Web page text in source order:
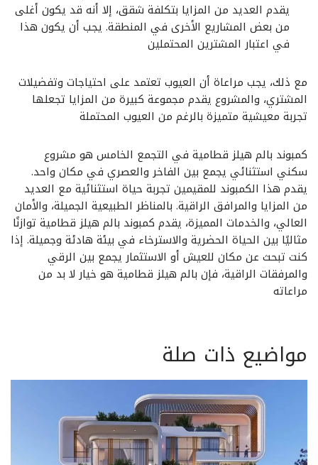
يقدم العديد من المزايا بتكلفة شقق، إلا أنه قد يكون أغلى
من بعض المشاريع الأخرى في المنطقة. يجب أن يكون هذا
في اعتبار المشترين المحتملين
مع ذلك، يجب مراعاة أن العيوب تعتمد على احتياجات وتفضيلات
المشتري، والمشروع يقدم مجموعة كبيرة من المزايا تجعلها
تجربة معيشية متميزة بالرغم من العيوب المحتملة
كمبوند بالم هيلز قطامية في التجمع الخامس هو مشروع
سكني استثنائي يجمع بين الفاخر والعصري في مكان واحد.
يقدم هذا الكمبوند للمقيمين تجربة حياة استثنائية مع العديد
من المزايا والمرافق الراقية. بالمناظر الطبيعية الجميلة، والأمان
العالي، والخدمات المميزة، يقدم كمبوند بالم هيلز قطامية توازنًا
مثاليًا بين الحياة الحضرية والاسترخاء في بيئة هادئة وجميلة. إذا
كنت تبحث عن مكان للعيش أو الاستثمار يجمع بين الرقي
والمرفقات الراقية، فإن بالم هيلز قطامية هو خيار لا بد من
مراعاته
مواضيع ذات صلة